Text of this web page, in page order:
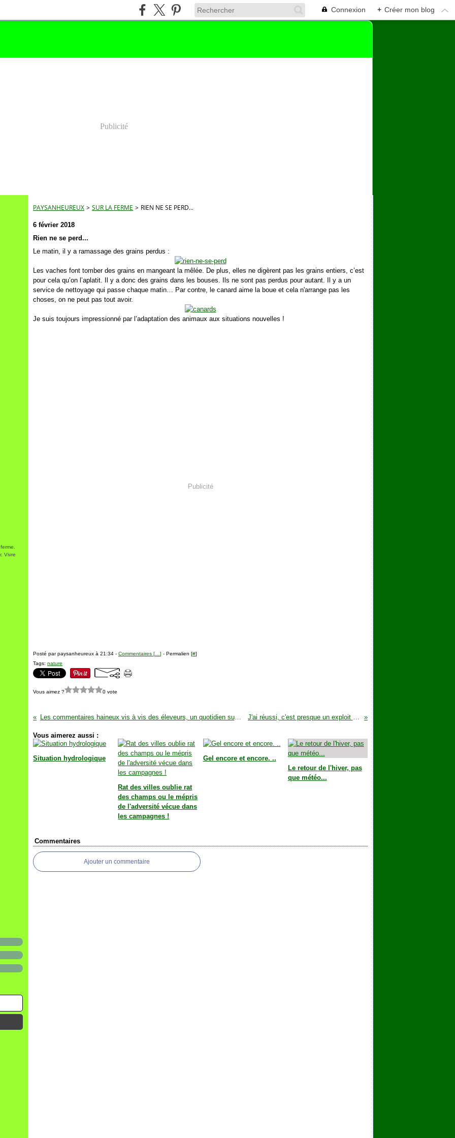
Connexion + Créer mon blog
Publicité
Vivre
PAYSANHEUREUX > SUR LA FERME > RIEN NE SE PERD...
6 février 2018
Rien ne se perd...
Le matin, il y a ramassage des grains perdus :
Les vaches font tomber des grains en mangeant la mêlée. De plus, elles ne digèrent pas les grains entiers, c’est
pour cela qu’on l’aplatit. Il y a donc des grains dans les bouses. Ils ne sont pas perdus pour autant. Il y a un
service de nettoyage qui passe chaque matin… Par contre, le canard aime la boue et cela n'arrange pas les
choses, on ne peut pas tout avoir.
Je suis toujours impressionné par l’adaptation des animaux aux situations nouvelles !
Publicité
Posté par paysanheureux à 21:34 - Commentaires [ ] - Permalien [#]
Tags: nature
Vous aimez ? 0 vote
Les commentaires haineux vis à vis des éleveurs, un quotidien sur les réseaux sociaux J'ai réussi, c'est presque un exploit cette année...
Vous aimerez aussi :
Situation hydrologique
Rat des villes oublie rat
des champs ou le mépris
de l'adversité vécue dans
les campagnes !
Gel encore et encore. ..
Le retour de l'hiver, pas
que météo...
Commentaires
Ajouter un commentaire